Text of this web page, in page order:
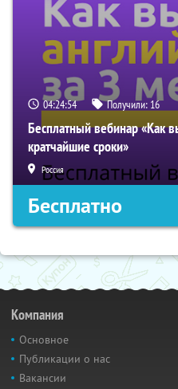
04:24:54 Получили: 16
Бесплатный вебинар «Как
кратчайшие сроки»
Россия
Бесплатно
Компания
Основное
Публикации о нас
Вакансии